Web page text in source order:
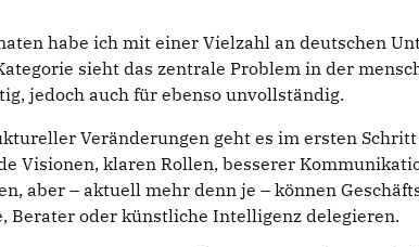
habe ich mit einer Vielzahl an deutschen
sieht das zentrale Problem in der
jedoch auch für ebenso unvollständig.
Veränderungen geht es im ersten
Visionen, klaren Rollen, besserer
aber – aktuell mehr denn je – können
Berater oder künstliche Intelligenz delegieren.